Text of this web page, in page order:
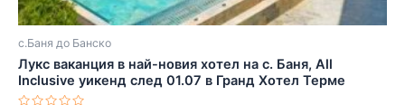
с.Баня до Банско
Лукс ваканция в най-новия хотел на с. Баня, All
Inclusive уикенд след 01.07 в Гранд Хотел Терме